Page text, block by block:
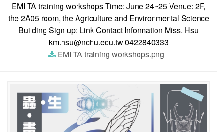
EMI TA training workshops Time: June 24~25 Venue: 2F,
the 2A05 room, the Agriculture and Environmental Science
Building Sign up: Link Contact Information Miss. Hsu
km.hsu@nchu.edu.tw 0422840333
EMI TA training workshops.png